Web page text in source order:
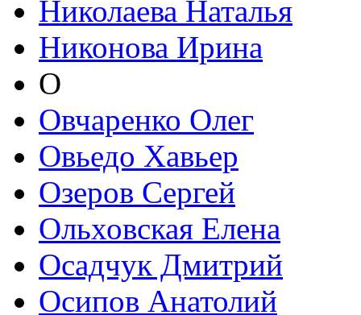
Николаева Наталья
Никонова Ирина
О
Овчаренко Олег
Овьедо Хавьер
Озеров Сергей
Ольховская Елена
Осадчук Дмитрий
Осипов Анатолий